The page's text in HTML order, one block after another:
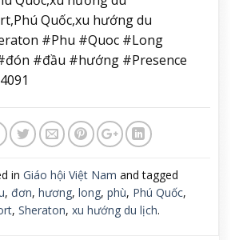
Quốc,xu hướng du
#Phu #Quoc #Long
#đầu #hướng #Presence
in Giáo hội Việt Nam and tagged
, đơn, hương, long, phù, Phú Quốc,
, Sheraton, xu hướng du lịch.